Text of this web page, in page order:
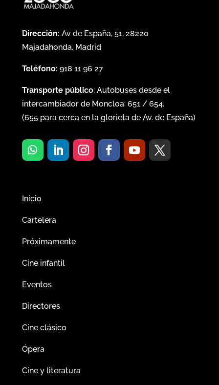
Dirección: Av de España, 51, 28220
Majadahonda, Madrid
Teléfono: 918 11 96 27
Transporte público: Autobuses desde el
intercambiador de Moncloa: 651/ 654.
(655para cerca en la glorieta de Av. de España)
Inicio
Cartelera
Próximamente
Cine infantil
Eventos
Directores
Cine clásico
Ópera
Cine y literatura